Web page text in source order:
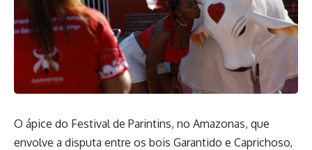
O ápice do Festival de Parintins, no Amazonas, que
envolve a disputa entre os bois Garantido e Caprichoso,